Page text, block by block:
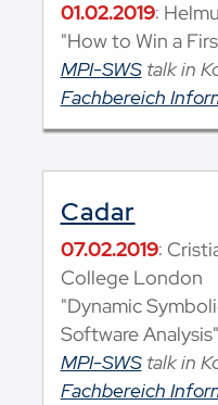
01.02.2019:
"How to Win a
MPI-SWStalk in
Fachbereich
Cadar
07.02.2019:
College London
"Dynamic
Software Analysis"
MPI-SWStalk in
Fachbereich